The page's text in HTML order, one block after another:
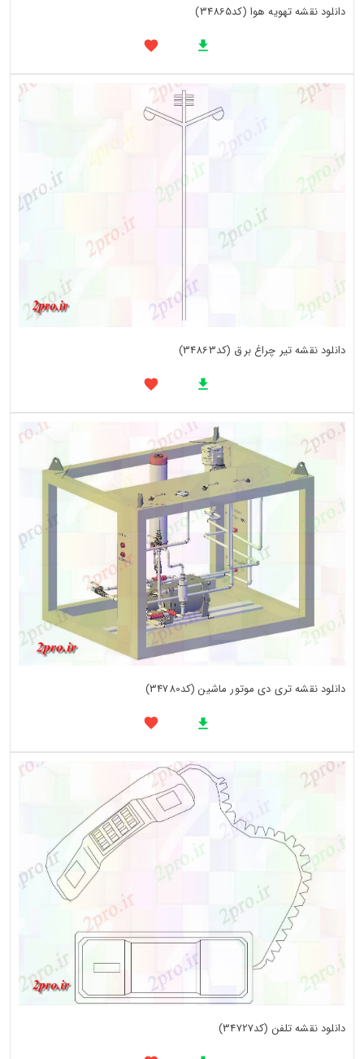
دانلود نقشه تهویه هوا (کد34865)
دانلود نقشه تیر چراغ برق (کد34863)
دانلود نقشه تری دی موتور ماشین (کد34780)
دانلود نقشه تلفن (کد34727)